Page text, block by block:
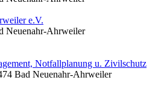
e.V.
Neuenahr-Ahrweiler
Notfallplanung u. Zivilschutz
Bad Neuenahr-Ahrweiler